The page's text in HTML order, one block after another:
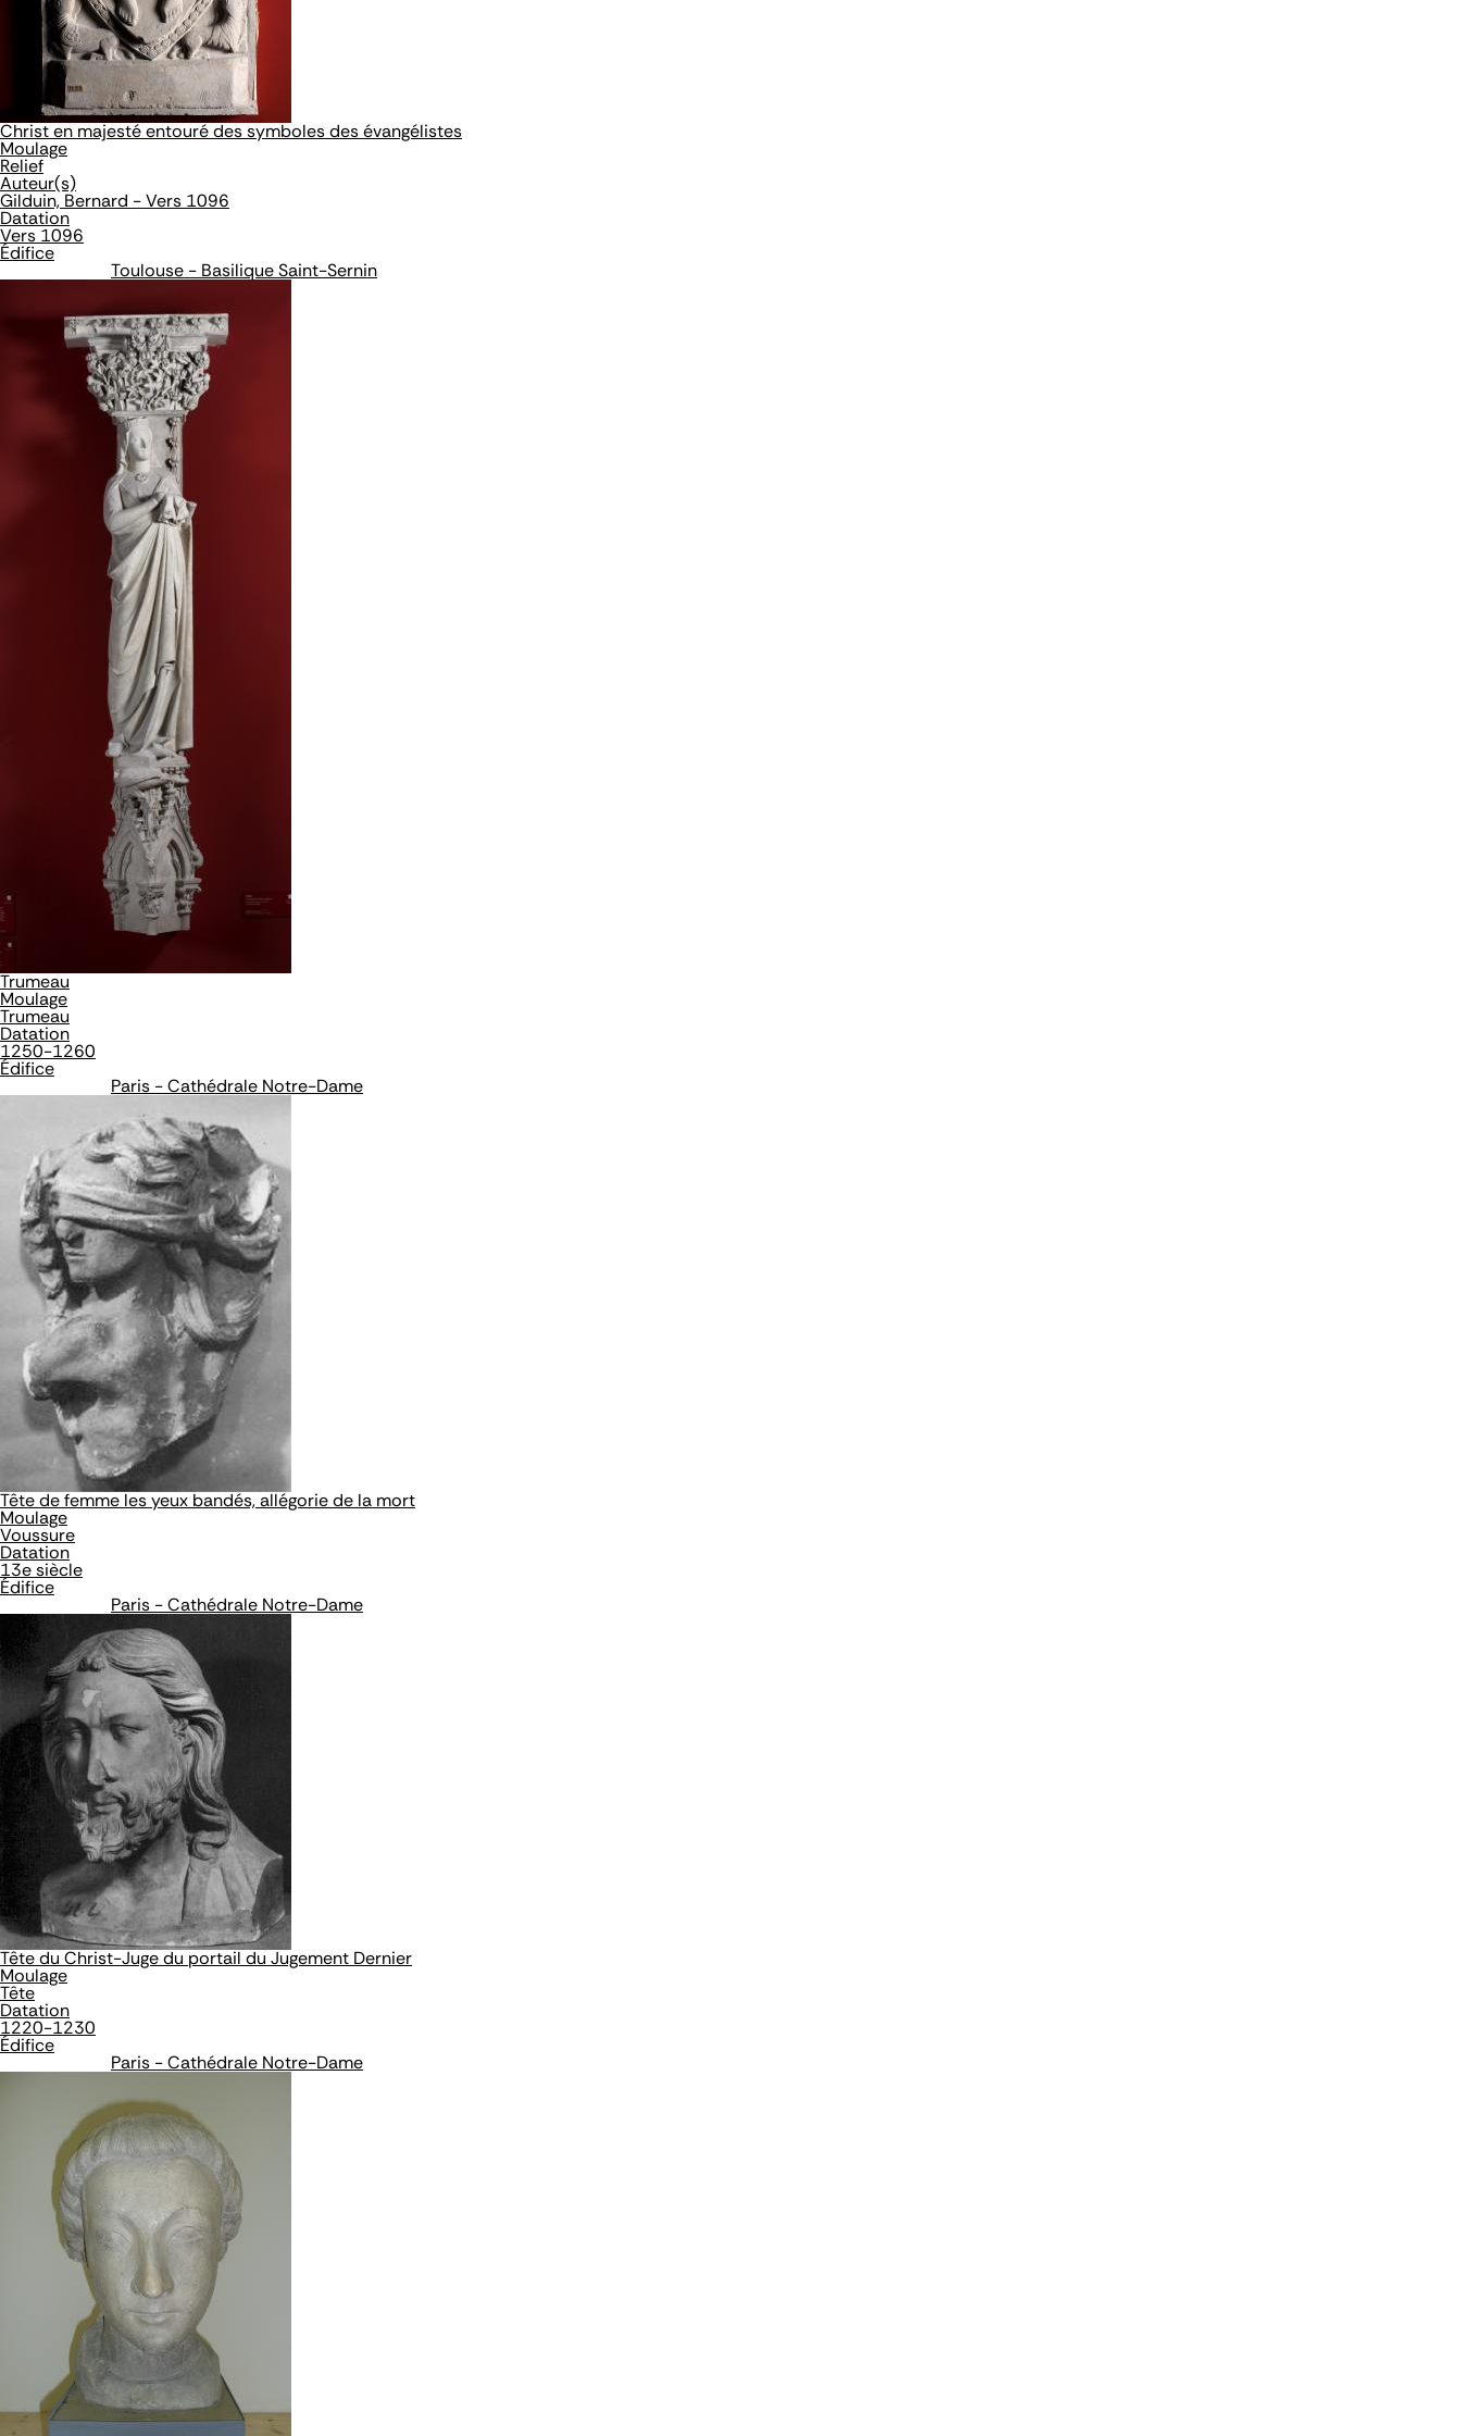
Christ en majesté entouré des symboles des évangélistes
Moulage
Relief
Auteur(s)
Gilduin, Bernard - Vers 1096
Datation
Vers 1096
Édifice
Toulouse - Basilique Saint-Sernin
Trumeau
Moulage
Trumeau
Datation
1250-1260
Édifice
Paris - Cathédrale Notre-Dame
Tête de femme les yeux bandés, allégorie de la mort
Moulage
Voussure
Datation
13e siècle
Édifice
Paris - Cathédrale Notre-Dame
Tête du Christ-Juge du portail du Jugement Dernier
Moulage
Tête
Datation
1220-1230
Édifice
Paris - Cathédrale Notre-Dame